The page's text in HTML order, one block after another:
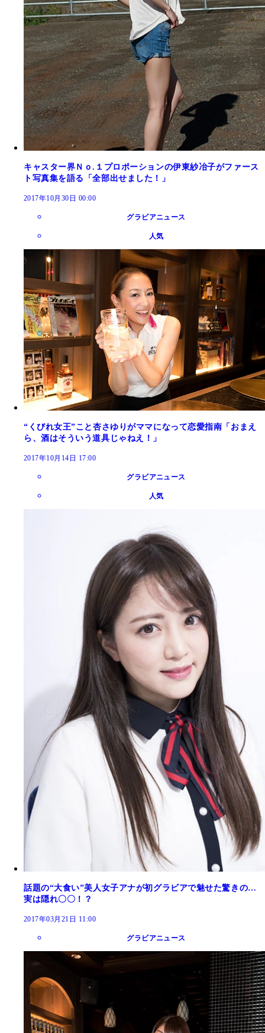
キャスター界Ｎｏ.１プロポーションの伊東紗冶子がファース
ト写真集を語る「全部出せました！」
2017年10月30日 00:00
グラビアニュース
人気
“くびれ女王”こと杏さゆりがママになって恋愛指南「おまえ
ら、酒はそういう道具じゃねえ！」
2017年10月14日 17:00
グラビアニュース
人気
話題の“大食い”美人女子アナが初グラビアで魅せた驚きの…
実は隠れ〇〇！？
2017年03月21日 11:00
グラビアニュース